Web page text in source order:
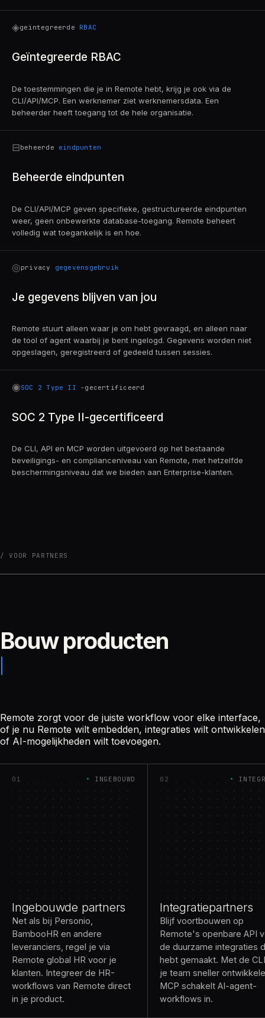
◈geïntegreerde RBAC
Geïntegreerde RBAC
De toestemmingen die je in Remote hebt, krijg je ook via de
CLI/API/MCP. Een werknemer ziet werknemersdata. Een
beheerder heeft toegang tot de hele organisatie.
⊟beheerde eindpunten
Beheerde eindpunten
De CLI/API/MCP geven specifieke, gestructureerde eindpunten
weer, geen onbewerkte database-toegang. Remote beheert
volledig wat toegankelijk is en hoe.
◎privacy gegevensgebruik
Je gegevens blijven van jou
Remote stuurt alleen waar je om hebt gevraagd, en alleen naar
de tool of agent waarbij je bent ingelogd. Gegevens worden niet
opgeslagen, geregistreerd of gedeeld tussen sessies.
◉SOC 2 Type II -gecertificeerd
SOC 2 Type II-gecertificeerd
De CLI, API en MCP worden uitgevoerd op het bestaande
beveiligings- en complianceniveau van Remote, met hetzelfde
beschermingsniveau dat we bieden aan Enterprise-klanten.
VOOR PARTNERS
Bouw producten
Remote zorgt voor de juiste workflow voor elke interface,
of je nu Remote wilt embedden, integraties wilt ontwikkelen
of AI-mogelijkheden wilt toevoegen.
01 INGEBOUWD
Ingebouwde partners
Net als bij Personio,
BambooHR en andere
leveranciers, regel je via
Remote global HR voor je
klanten. Integreer de HR-
workflows van Remote direct
in je product.
02
Integratiepartners
Blijf voortbouwen op
Remote's openbare API
de duurzame integraties
hebt gemaakt. Met de
je team sneller
MCP schakelt AI-agent-
workflows in.